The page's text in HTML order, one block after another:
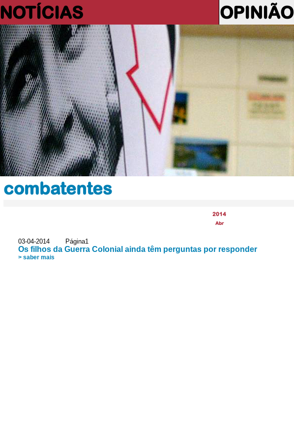
NOTÍCIAS OPINIÃO
combatentes
2014
Abr
03-04-2014 Página1
Os filhos da Guerra Colonial ainda têm perguntas por responder
> saber mais